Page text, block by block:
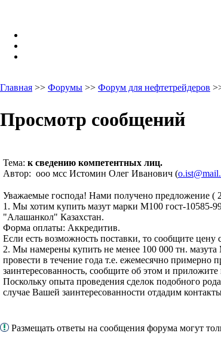
Главная >> Форумы >> Форум для нефтетрейдеров
Просмотр сообщений
Тема: к сведению компетентных лиц.
Автор: ооо мсс Истомин Олег Иванович (
Уважаемые господа! Нами получено предложение (
1. Мы хотим купить мазут марки М100 гост-10585-
"Алашанкол" Казахстан.
Форма оплаты: Аккредитив.
Если есть возможность поставки, то сообщите цену
2. Мы намерены купить не менее 100 000 тн.
провести в течение года т.е. ежемесячно примерно
заинтересованность, сообщите об этом и
Поскольку опыта проведения сделок подобного
случае Вашей заинтересованности отдадим
Размещать ответы на сообщения форума могут